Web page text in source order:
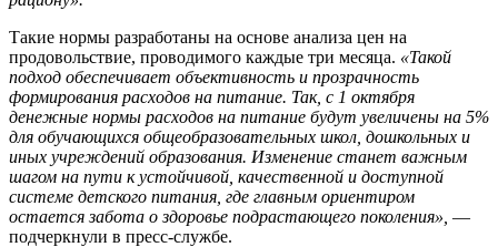
Такие нормы разработаны на основе анализа цен на
продовольствие, проводимого каждые три месяца. «Такой
подход обеспечивает объективность и прозрачность
формирования расходов на питание. Так, с 1 октября
денежные нормы расходов на питание будут увеличены на 5%
для обучающихся общеобразовательных школ, дошкольных и
иных учреждений образования. Изменение станет важным
шагом на пути к устойчивой, качественной и доступной
системе детского питания, где главным ориентиром
остается забота о здоровье подрастающего поколения», —
подчеркнули в пресс-службе.